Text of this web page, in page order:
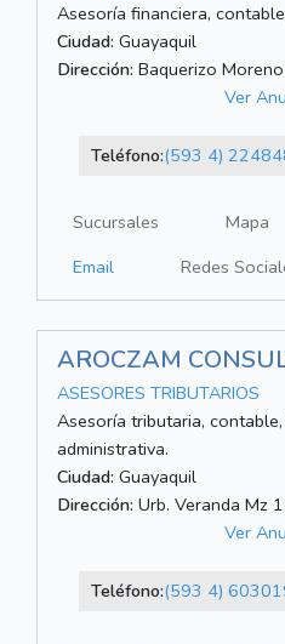
Asesoría financiera,
Ciudad: Guayaquil
Dirección: Baquerizo
Ver
Teléfono:(593 4)
Sucursales Mapa
Email
Redes
AROCZAM
ASESORES TRIBUTARIOS
Asesoría tributaria,
administrativa.
Ciudad: Guayaquil
Dirección: Urb. Veranda Mz
Ver
Teléfono:(593 4)